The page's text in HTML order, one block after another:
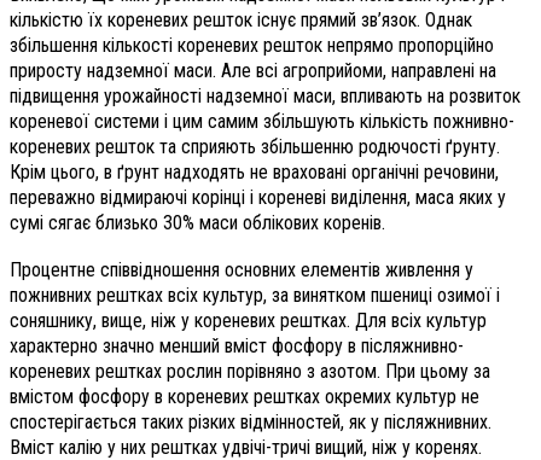
кількістю їх кореневих решток існує прямий зв’язок. Однак
збільшення кількості кореневих решток непрямо пропорційно
приросту надземної маси. Але всі агроприйоми, направлені на
підвищення урожайності надземної маси, впливають на розвиток
кореневої системи і цим самим збільшують кількість пожнивно-
кореневих решток та сприяють збільшенню родючості ґрунту.
Крім цього, в ґрунт надходять не враховані органічні речовини,
переважно відмираючі корінці і кореневі виділення, маса яких у
сумі сягає близько 30% маси облікових коренів.
Процентне співвідношення основних елементів живлення у
пожнивних рештках всіх культур, за винятком пшениці озимої і
соняшнику, вище, ніж у кореневих рештках. Для всіх культур
характерно значно менший вміст фосфору в післяжнивно-
кореневих рештках рослин порівняно з азотом. При цьому за
вмістом фосфору в кореневих рештках окремих культур не
спостерігається таких різких відмінностей, як у післяжнивних.
Вміст калію у них рештках удвічі-тричі вищий, ніж у коренях.